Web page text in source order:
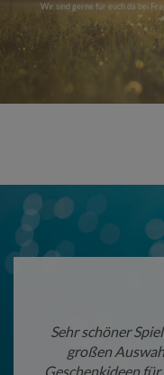
Wir sind gerne für euch da bei
Sehr schöner
großen
Geschenkideen